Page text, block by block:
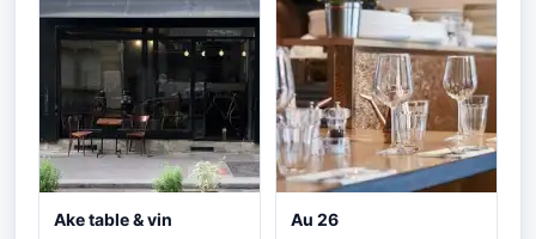
Ake table & vin Au 26